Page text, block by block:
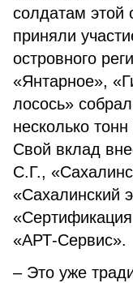
солдатам этой
приняли
островного
«Янтарное»,
лосось»
несколько
Свой вклад
С.Г.,
«Сахалинский
«АРТ-Сервис».
– Это уже